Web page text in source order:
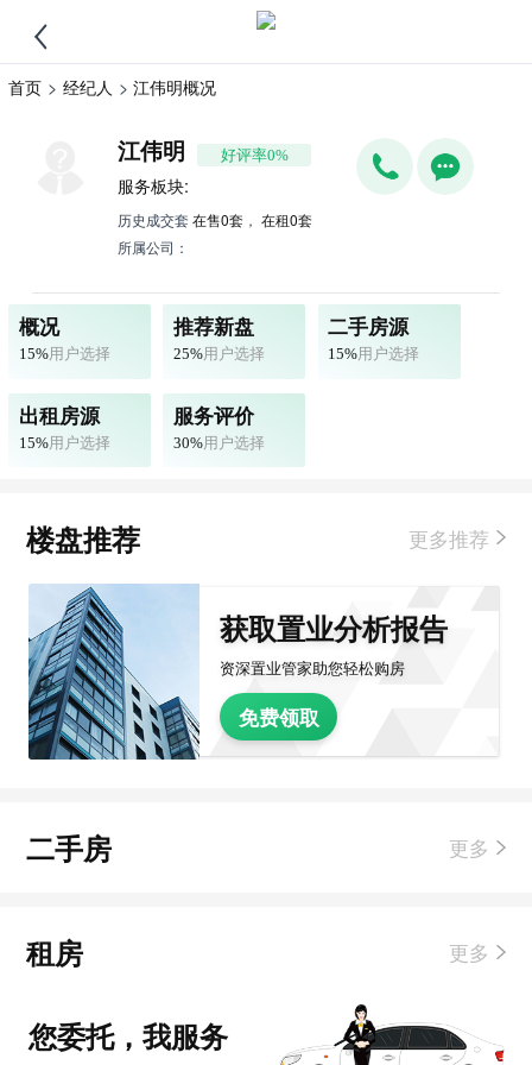
首页 > 经纪人 > 江伟明概况
江伟明 好评率0%
服务板块:
历史成交套在售0套 ，在租0套
所属公司：
概况
15%用户选择
推荐新盘
25%用户选择
二手房源
15%用户选择
出租房源
15%用户选择
服务评价
30%用户选择
楼盘推荐 更多推荐
获取置业分析报告
资深置业管家助您轻松购房
免费领取
二手房 更多
租房 更多
您委托，我服务